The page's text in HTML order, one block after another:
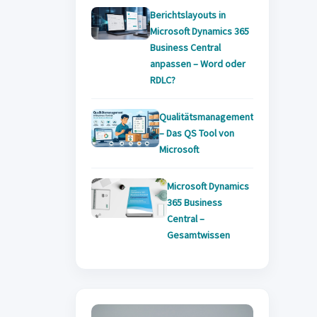
Berichtslayouts in
Microsoft Dynamics 365
Business Central
anpassen – Word oder
RDLC?
Qualitätsmanagement
– Das QS Tool von
Microsoft
Microsoft Dynamics
365 Business
Central –
Gesamtwissen